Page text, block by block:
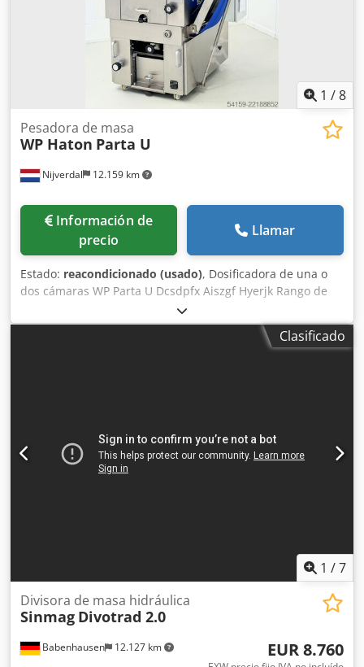
1 /8
Nijverdal 12.159 km
Pesadora de masa
WP Haton Parta U
Información de
precio
Llamar
Estado: reacondicionado (usado), Dosificadora de una o
dos cámaras WP Parta U Dcsdpfx Aiszgf Hyerjk Rango de
peso, cámara 1: 300 – 2800 g Rango de peso, cámara 2: 110
– 1250 g Rendimiento: 1230-2840 unidades por hora
Clasificado
1 /7
Babenhausen 12.127 km
Divisora de masa hidráulica
Sinmag Divotrad 2.0
EUR 8.760